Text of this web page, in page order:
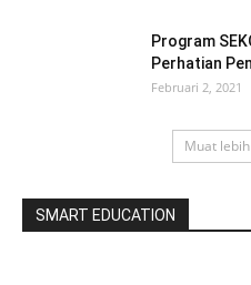
Program
Perhatian
Februari 2, 2021
Muat
SMART EDUCATION